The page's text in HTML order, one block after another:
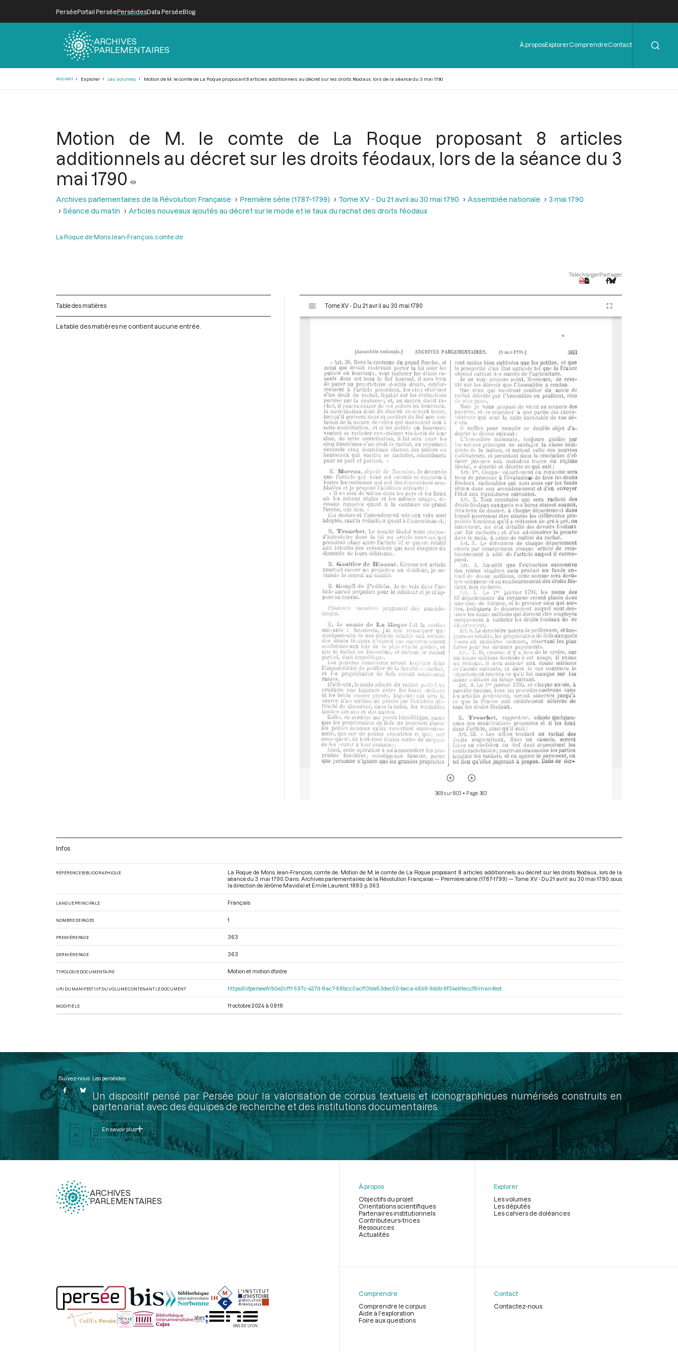
PerséePortail PerséePerséidesData PerséeBlog
ARCHIVES
PARLEMENTAIRES
Menu
de
À proposExplorerComprendreContact
Accueil Explorer Les volumes Motion de M. le comte de La Roque proposant 8 articles additionnels au décret sur les droits féodaux, lors de la séance du 3 mai 1790
Motion de M. le comte de La Roque proposant 8 articles
additionnels au décret sur les droits féodaux, lors de la séance du 3
mai 1790
Archives parlementaires de la Révolution Française Première série (1787-1799) Tome XV - Du 21 avril au 30 mai 1790 Assemblée nationale
3 mai 1790
Séance du matin
Articles nouveaux ajoutés au décret sur le mode et le taux du rachat des droits féodaux
La Roque de Mons Jean-François, comte de
TéléchargerPartager
Table des matières
La table des matières ne contient aucune entrée.
s
Tome XV - Du 21 avril au 30 mai 1790
368 sur 803 • Page 363
Infos
RÉFÉRENCE BIBLIOGRAPHIQUE
La Roque de Mons Jean-François, comte de. Motion de M. le comte de La Roque proposant 8 articles additionnels au décret sur les droits féodaux, lors de la
séance du 3 mai 1790. Dans : Archives parlementaires de la Révolution Française — Première série (1787-1799) — Tome XV - Du 21 avril au 30 mai 1790 , sous
la direction de Jérôme Mavidal et Emile Laurent. 1883. p. 363.
LANGUE PRINCIPALE Français
NOMBRE DE PAGES 1
PREMIÈRE PAGE 363
DERNIÈRE PAGE 363
TYPOLOGIE DOCUMENTAIRE Motion et motion d'ordre
URI DU MANIFEST IIIF DU VOLUME CONTENANT LE DOCUMENT https://iiif.persee.fr/b0e2cf11-597c-427d-8ac7-68bcc0acf13b/e53dec50-beca-46b9-9ddb-8f34eb1eccf8/manifest
MODIFIÉ LE 11 octobre 2024 à 09:18
Suivez-nous Les perséides
Un dispositif pensé par Persée pour la valorisation de corpus textuels et iconographiques numérisés construits en
partenariat avec des équipes de recherche et des institutions documentaires.
En savoir plus
ARCHIVES
PARLEMENTAIRES
page
À propos
Objectifs du projet
Orientations scientifiques
Partenaires institutionnels
Contributeurs-trices
Ressources
Actualités
Explorer
Les volumes
Les députés
Les cahiers de doléances
Comprendre
Comprendre le corpus
Aide à l'exploration
Foire aux questions
Contact
Contactez-nous